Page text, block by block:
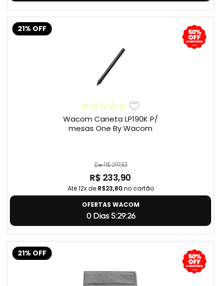
21% OFF
Wacom Caneta LP190K P/
mesas One By Wacom
De R$ 297,53
R$ 233,90
Até 12x de R$23,80no cartão
OFERTAS WACOM
0 Dias 5:29:24
21% OFF